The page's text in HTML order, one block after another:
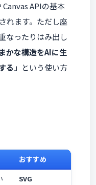
Canvas APIの基本
れます。ただし座
なったりはみ出し
まかな構造をAIに生
る」 という使い方
おすすめ
SVG